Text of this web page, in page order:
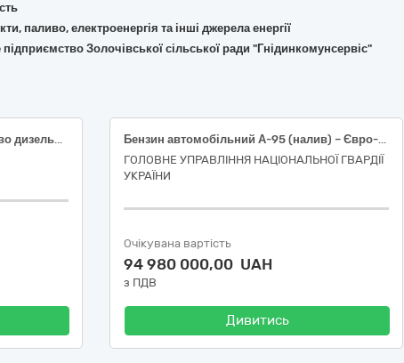
паливо, електроенергія та інші джерела енергії
Золочівської сільської ради "Гнідинкомунсервіс"
Бензин А-95 Євро-5 (талон); паливо дизельне ДП Євро-5 (талон)
Бензин автомобільний А-95 (налив) – Євро-5 – Е5 (Е0, Е7, Е10)
ГОЛОВНЕ УПРАВЛІННЯ НАЦІОНАЛЬНОЇ ГВАРДІЇ
УКРАЇНИ
Очікувана вартість
94 980 000,00 UAH
з ПДВ
Дивитись